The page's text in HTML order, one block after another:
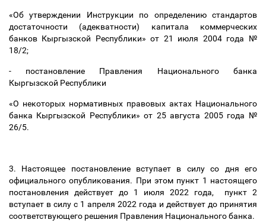
«Об утверждении Инструкции по определению стандартов
достаточности (адекватности) капитала коммерческих
банков Кыргызской Республики» от 21 июля 2004 года №
18/2;
- постановление Правления Национального банка
Кыргызской Республики
«О некоторых нормативных правовых актах Национального
банка Кыргызской Республики» от 25 августа 2005 года №
26/5.
3. Настоящее постановление вступает в силу со дня его
официального опубликования. При этом пункт 1 настоящего
постановления действует до 1 июля 2022 года, пункт 2
вступает в силу с 1 апреля 2022 года и действует до принятия
соответствующего решения Правления Национального банка.